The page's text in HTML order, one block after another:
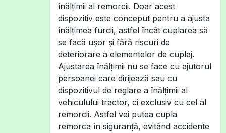
înălțimii al remorcii. Doar acest
dispozitiv este conceput pentru a ajusta
înălțimea furcii, astfel încât cuplarea să
se facă ușor și fără riscuri de
deteriorare a elementelor de cuplaj.
Ajustarea înălțimii nu se face cu ajutorul
persoanei care dirijează sau cu
dispozitivul de reglare a înălțimii al
vehiculului tractor, ci exclusiv cu cel al
remorcii. Astfel vei putea cupla
remorca în siguranță, evitând accidente